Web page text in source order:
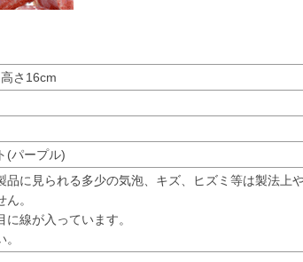
さ16cm
(パープル)
品に見られる多少の気泡、キズ、ヒズミ等は製法上
。
に線が入っています。